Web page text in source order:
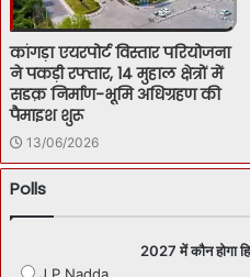
कांगड़ा एयरपोर्ट विस्तार परियोजना
ने पकड़ी रफ्तार, 14 मुहाल क्षेत्रों में
सडक़ निर्माण-भूमि अधिग्रहण की
पैमाइश शुरू
13/06/2026
Polls
2027 में कौन होगा
J P Nadda